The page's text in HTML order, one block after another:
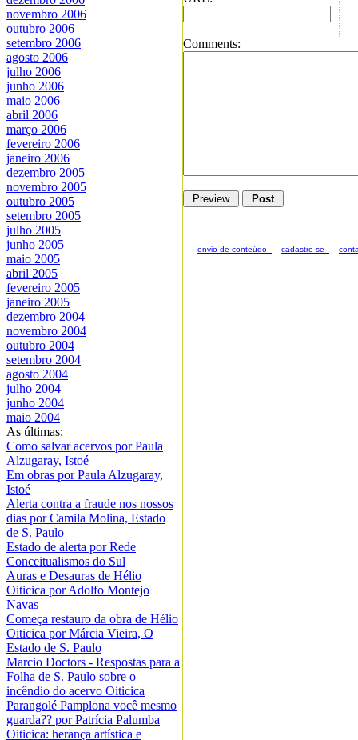
novembro 2006
outubro 2006
setembro 2006
agosto 2006
julho 2006
junho 2006
maio 2006
abril 2006
março 2006
fevereiro 2006
janeiro 2006
dezembro 2005
novembro 2005
outubro 2005
setembro 2005
julho 2005
junho 2005
maio 2005
abril 2005
fevereiro 2005
janeiro 2005
dezembro 2004
novembro 2004
outubro 2004
setembro 2004
agosto 2004
julho 2004
junho 2004
maio 2004
As últimas:
Como salvar acervos por Paula
Alzugaray, Istoé
Em obras por Paula Alzugaray,
Istoé
Alerta contra a fraude nos nossos
dias por Camila Molina, Estado
de S. Paulo
Estado de alerta por Rede
Conceitualismos do Sul
Auras e Desauras de Hélio
Oiticica por Adolfo Montejo
Navas
Começa restauro da obra de Hélio
Oiticica por Márcia Vieira, O
Estado de S. Paulo
Marcio Doctors - Respostas para a
Folha de S. Paulo sobre o
incêndio do acervo Oiticica
Parangolé Pamplona você mesmo
guarda?? por Patrícia Palumba
Oiticica: herança artística e
Comments:
envio de conteúdo_ cadastre-se_